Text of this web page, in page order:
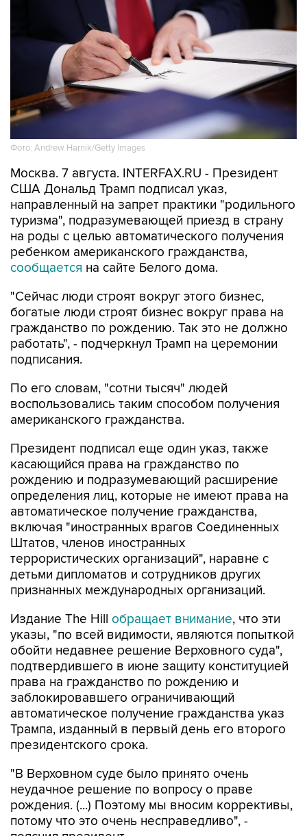
Фото: Andrew Harnik/Getty Images
Москва. 7 августа. INTERFAX.RU - Президент
США Дональд Трамп подписал указ,
направленный на запрет практики "родильного
туризма", подразумевающей приезд в страну
на роды с целью автоматического получения
ребенком американского гражданства,
сообщается на сайте Белого дома.
"Сейчас люди строят вокруг этого бизнес,
богатые люди строят бизнес вокруг права на
гражданство по рождению. Так это не должно
работать", - подчеркнул Трамп на церемонии
подписания.
По его словам, "сотни тысяч" людей
воспользовались таким способом получения
американского гражданства.
Президент подписал еще один указ, также
касающийся права на гражданство по
рождению и подразумевающий расширение
определения лиц, которые не имеют права на
автоматическое получение гражданства,
включая "иностранных врагов Соединенных
Штатов, членов иностранных
террористических организаций", наравне с
детьми дипломатов и сотрудников других
признанных международных организаций.
Издание The Hill обращает внимание, что эти
указы, "по всей видимости, являются попыткой
обойти недавнее решение Верховного суда",
подтвердившего в июне защиту конституцией
права на гражданство по рождению и
заблокировавшего ограничивающий
автоматическое получение гражданства указ
Трампа, изданный в первый день его второго
президентского срока.
"В Верховном суде было принято очень
неудачное решение по вопросу о праве
рождения. (...) Поэтому мы вносим коррективы,
потому что это очень несправедливо", -